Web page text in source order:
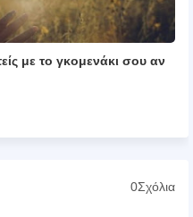
με το γκομενάκι σου αν
0Σχόλια